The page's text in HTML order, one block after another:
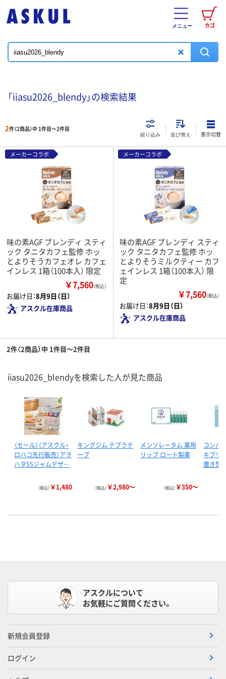
カゴ
メニュー
「iiasu2026_blendy」の検索結果
2件（2商品）中 1件目～2件目
絞り込み 並び替え 表示切替
メーカーコラボ
味の素AGF ブレンディ スティ
ック タニタカフェ監修 ホッ
とよりそうカフェオレ カフェ
インレス 1箱（100本入） 限定
￥7,560（税込）
お届け日：8月9日（日）
アスクル在庫商品
メーカーコラボ
味の素AGF ブレンディ スティ
ック タニタカフェ監修 ホッ
とよりそうミルクティー カフ
ェインレス 1箱（100本入） 限
定
￥7,560（税込）
お届け日：8月9日（日）
アスクル在庫商品
2件（2商品）中 1件目～2件目
iiasu2026_blendyを検索した人が見た商品
（セール）（アスクル・
ロハコ先行販売）アヲ
ハタ55ジャムデザ…
（税込） ￥1,480
キングジム テプラテ
ープ
（税込） ￥2,980～
メンソレータム 薬用
リップ ロート製薬
（税込） ￥350～
コンバ
キブリ
置き型
アスクルについて
お気軽にご質問ください。
新規会員登録
ログイン